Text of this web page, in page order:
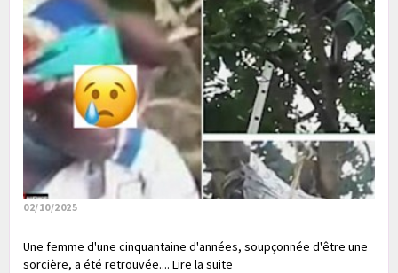
02/10/2025
Une femme d'une cinquantaine d'années, soupçonnée d'être une
sorcière, a été retrouvée.... Lire la suite